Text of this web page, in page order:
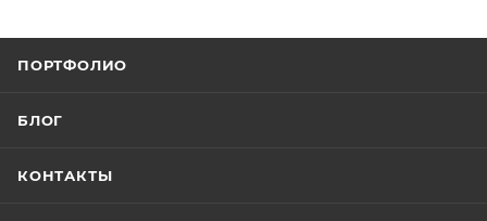
ПОРТФОЛИО
БЛОГ
КОНТАКТЫ